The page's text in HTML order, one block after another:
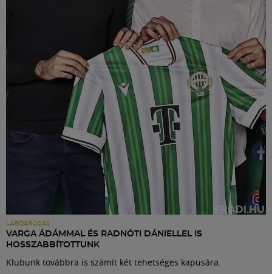
LABDARÚGÁS
VARGA ÁDÁMMAL ÉS RADNÓTI DÁNIELLEL IS
HOSSZABBÍTOTTUNK
Klubunk továbbra is számít két tehetséges kapusára.